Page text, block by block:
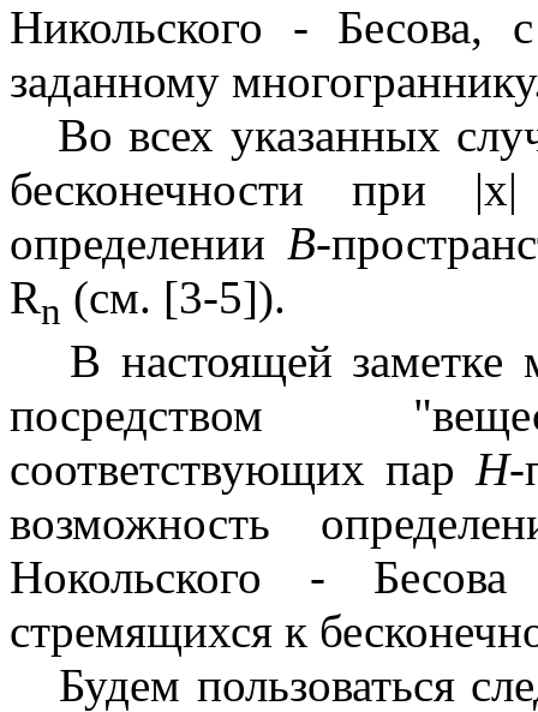
Никольского - Бесова,
заданному
Во всех указанных
бесконечности при
определении B-
Rn (см. [3-5]).
В настоящей заметке
посредством
соответствующих парH-
возможность
Нокольского -
стремящихся к
Будем пользоваться